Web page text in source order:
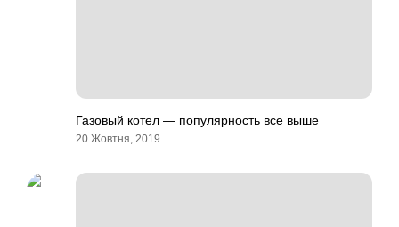
Газовый котел — популярность все выше
20 Жовтня, 2019